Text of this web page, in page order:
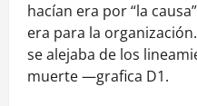
hacían era por “la
era para la
se alejaba de los
muerte —grafica D1.